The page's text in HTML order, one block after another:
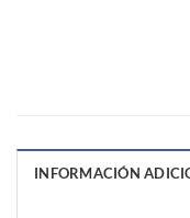
INFORMACIÓN